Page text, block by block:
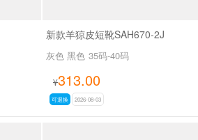
新款羊猄皮短靴SAH670-2J
灰色 黑色 35码-40码
¥313.00
可退换 2026-08-03